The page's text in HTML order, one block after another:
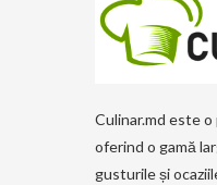
Culinar.md este
oferind o gamă
gusturile și